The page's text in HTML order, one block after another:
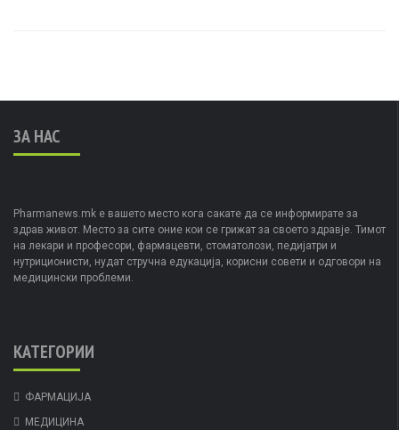
ЗА НАС
Pharmanews.mk е вашето место кога сакате да се информирате за
здрав живот. Место за сите оние кои се грижат за своето здравје. Тимот
на лекари и професори, фармацевти, стоматолози, педијатри и
нутриционисти, нудат стручна едукација, корисни совети и одговори на
медицински проблеми.
КАТЕГОРИИ
ФАРМАЦИЈА
МЕДИЦИНА